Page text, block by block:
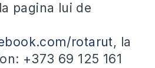
pagina lui de
rotarut, la
+373 69 125 161